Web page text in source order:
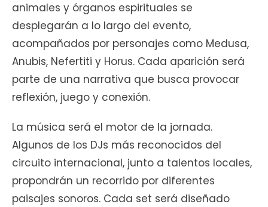
animales y órganos espirituales se
desplegarán a lo largo del evento,
acompañados por personajes como Medusa,
Anubis, Nefertiti y Horus. Cada aparición será
parte de una narrativa que busca provocar
reflexión, juego y conexión.
La música será el motor de la jornada.
Algunos de los DJs más reconocidos del
circuito internacional, junto a talentos locales,
propondrán un recorrido por diferentes
paisajes sonoros. Cada set será diseñado